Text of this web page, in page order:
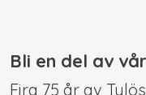
Bli en del av
Fira 75 år av